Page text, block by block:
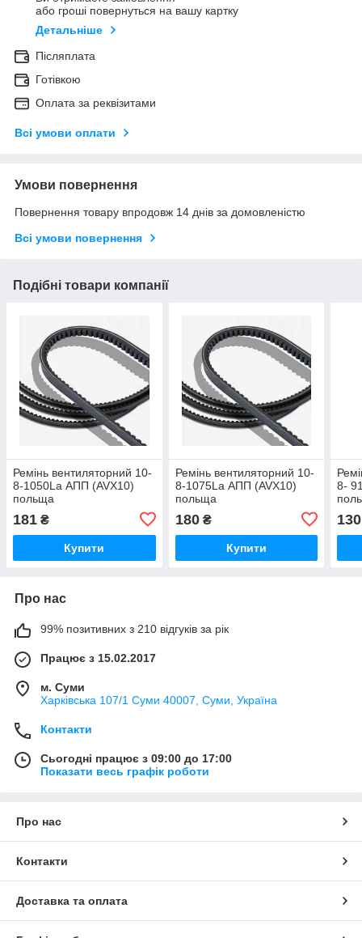
або гроші повернуться на вашу картку
Детальніше
Післяплата
Готівкою
Оплата за реквізитами
Всі умови оплати
Умови повернення
Повернення товару впродовж 14 днів за домовленістю
Всі умови повернення
Подібні товари компанії
Ремінь вентиляторний 10-
8-1050La АПП (AVX10)
польща
181 ₴
Купити
Ремінь вентиляторний 10-
8-1075La АПП (AVX10)
польща
180₴
Купити
8-
130
Про нас
99% позитивних з 210 відгуків за рік
Працює з 15.02.2017
м. Суми
Харківська 107/1 Суми 40007, Суми, Україна
Контакти
Сьогодні працює з 09:00 до 17:00
Показати весь графік роботи
Про нас
Контакти
Доставка та оплата